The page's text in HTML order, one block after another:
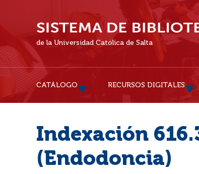
de la Universidad Católica de Salta
CATÁLOGO RECURSOS DIGITALES
Indexación
(Endodoncia)